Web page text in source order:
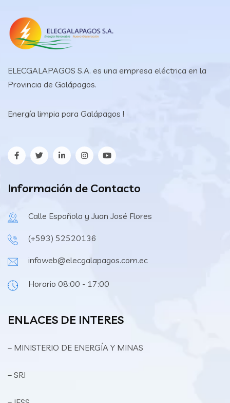
ELECGALAPAGOS S.A. es una empresa eléctrica en la
Provincia de Galápagos.
Energía limpia para Galápagos !
Información de Contacto
Calle Española y Juan José Flores
(+593) 52520136
infoweb@elecgalapagos.com.ec
Horario 08:00 - 17:00
ENLACES DE INTERES
– MINISTERIO DE ENERGÍA Y MINAS
– SRI